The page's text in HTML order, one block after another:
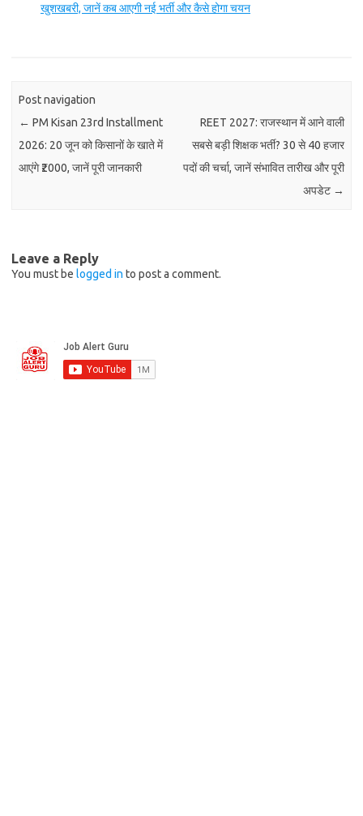
खुशखबरी, जानें कब आएगी नई भर्ती और कैसे होगा चयन
Post navigation
← PM Kisan 23rd Installment
2026: 20 जून को किसानों के खाते में
आएंगे ₹2000, जानें पूरी जानकारी
REET 2027: राजस्थान में आने वाली
सबसे बड़ी शिक्षक भर्ती? 30 से 40 हजार
पदों की चर्चा, जानें संभावित तारीख और पूरी
अपडेट →
Leave a Reply
You must be logged in to post a comment.